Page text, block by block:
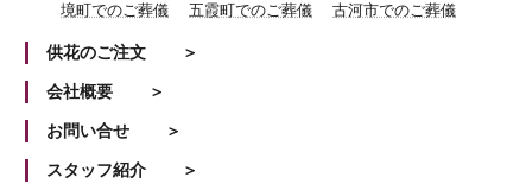
境町でのご葬儀 五霞町でのご葬儀 古河市でのご葬儀
供花のご注文
会社概要
お問い合せ
スタッフ紹介